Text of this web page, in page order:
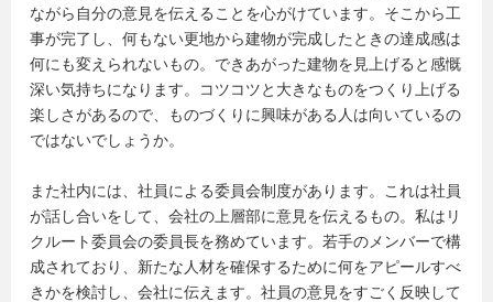
ながら自分の意見を伝えることを心がけています。そこから工
事が完了し、何もない更地から建物が完成したときの達成感は
何にも変えられないもの。できあがった建物を見上げると感慨
深い気持ちになります。コツコツと大きなものをつくり上げる
楽しさがあるので、ものづくりに興味がある人は向いているの
ではないでしょうか。
また社内には、社員による委員会制度があります。これは社員
が話し合いをして、会社の上層部に意見を伝えるもの。私はリ
クルート委員会の委員長を務めています。若手のメンバーで構
成されており、新たな人材を確保するために何をアピールすべ
きかを検討し、会社に伝えます。社員の意見をすごく反映して